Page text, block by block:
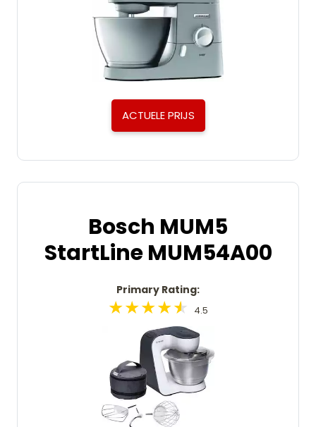
ACTUELE PRIJS
Bosch MUM5
StartLine MUM54A00
Primary Rating:
4.5